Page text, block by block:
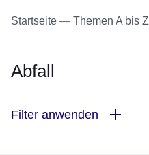
Startseite Themen A bis Z
Abfall
Filter anwenden